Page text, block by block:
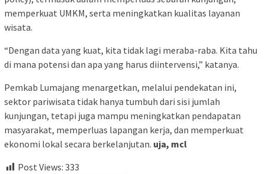
memperkuat UMKM, serta meningkatkan kualitas layanan
wisata.
“Dengan data yang kuat, kita tidak lagi meraba-raba. Kita tahu
di mana potensi dan apa yang harus diintervensi,” katanya.
Pemkab Lumajang menargetkan, melalui pendekatan ini,
sektor pariwisata tidak hanya tumbuh dari sisi jumlah
kunjungan, tetapi juga mampu meningkatkan pendapatan
masyarakat, memperluas lapangan kerja, dan memperkuat
ekonomi lokal secara berkelanjutan. uja, mcl
Post Views: 333